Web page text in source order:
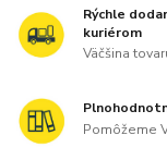
Rýchle
kuriérom
Väčšina
Pomôžeme